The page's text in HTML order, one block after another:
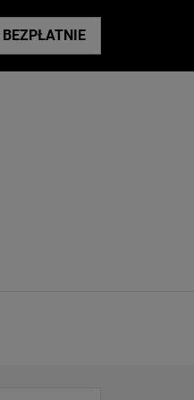
BEZPŁATNIE